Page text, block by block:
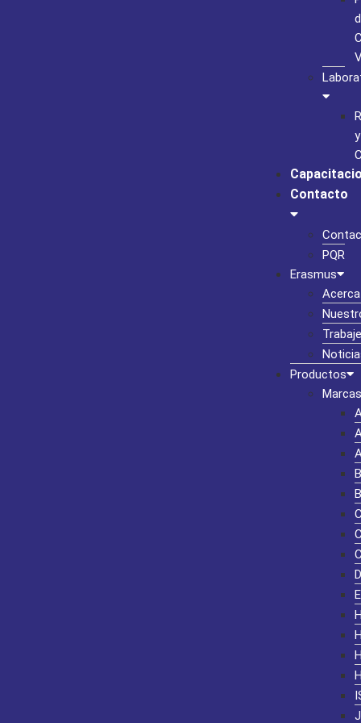
y
Contacto
PQR
Erasmus
Productos